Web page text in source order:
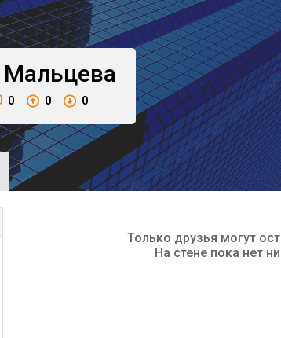
Мальцева
0 0 0
Только друзья могут
На стене пока нет